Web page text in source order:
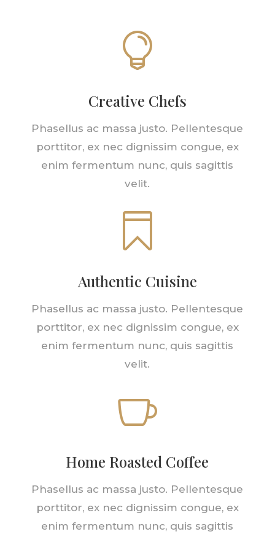

Creative Chefs
Phasellus ac massa justo. Pellentesque
porttitor, ex nec dignissim congue, ex
enim fermentum nunc, quis sagittis
velit.

Authentic Cuisine
Phasellus ac massa justo. Pellentesque
porttitor, ex nec dignissim congue, ex
enim fermentum nunc, quis sagittis
velit.

Home Roasted Coffee
Phasellus ac massa justo. Pellentesque
porttitor, ex nec dignissim congue, ex
enim fermentum nunc, quis sagittis